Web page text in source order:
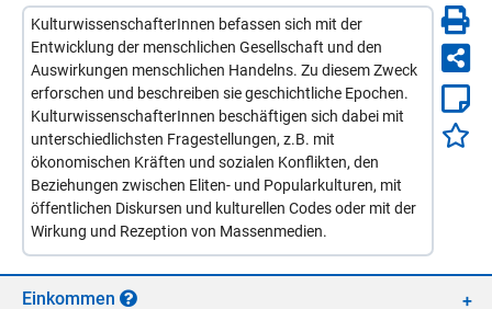
KulturwissenschafterInnen befassen sich mit der
Entwicklung der menschlichen Gesellschaft und den
Auswirkungen menschlichen Handelns. Zu diesem Zweck
erforschen und beschreiben sie geschichtliche Epochen.
KulturwissenschafterInnen beschäftigen sich dabei mit
unterschiedlichsten Fragestellungen, z.B. mit
ökonomischen Kräften und sozialen Konflikten, den
Beziehungen zwischen Eliten- und Popularkulturen, mit
öffentlichen Diskursen und kulturellen Codes oder mit der
Wirkung und Rezeption von Massenmedien.
Ein­kom­men